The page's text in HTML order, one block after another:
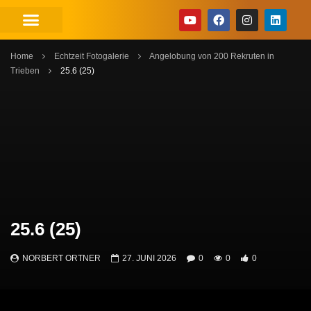
Home Echtzeit Fotogalerie
Angelobung von 200 Rekruten in
Trieben
25.6 (25)
25.6 (25)
NORBERT ORTNER 27. JUNI 2026 0 0 0